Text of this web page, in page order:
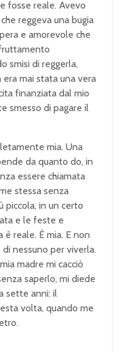
fosse reale. Avevo
reggeva una bugia
e amorevole che
smisi di reggerla,
mai stata una vera
finanziata dal mio
smesso di pagare il
mia. Una
da quanto do, in
essere chiamata
stessa senza
piccola, in un certo
e le feste e
è reale. È mia. E non
nessuno per viverla.
madre mi cacciò
saperlo, mi diede
sette anni: il
volta, quando me